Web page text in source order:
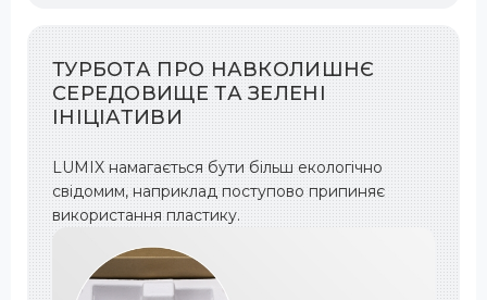
ТУРБОТА ПРО НАВКОЛИШНЄ
СЕРЕДОВИЩЕ ТА ЗЕЛЕНІ
ІНІЦІАТИВИ
LUMIX намагається бути більш екологічно
свідомим, наприклад поступово припиняє
використання пластику.